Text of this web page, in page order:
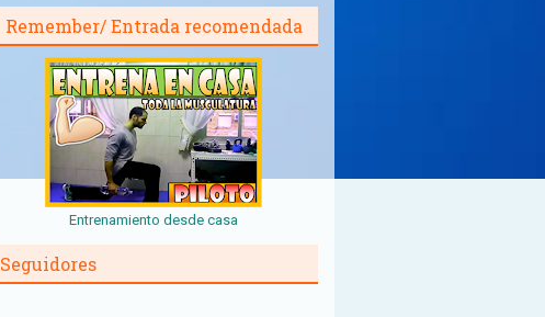
Remember/ Entrada recomendada
Entrenamiento desde casa
Seguidores